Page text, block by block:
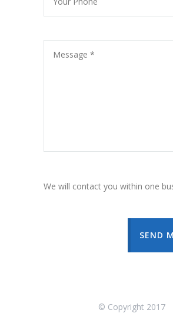
We will contact you within one
SEND
© Copyright 2017